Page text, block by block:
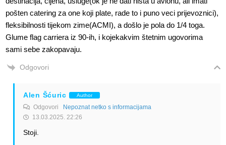
pošten catering za one koji plate, rade to i puno veci prijevoznici),
fleksibilnosti tijekom zime(ACMI), a došlo je pola do 1/4 toga.
Glume flag carriera iz 90-ih, i kojekakvim štetnim ugovorima
sami sebe zakopavaju.
Odgovori
Alen Šćuric Author
Odgovori
Nepoznat netko s informacijama
13.03.2025. 22:26
Stoji.